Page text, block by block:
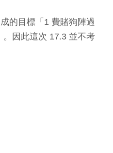
的目標「1 費賭狗陣過
因此這次 17.3 並不考